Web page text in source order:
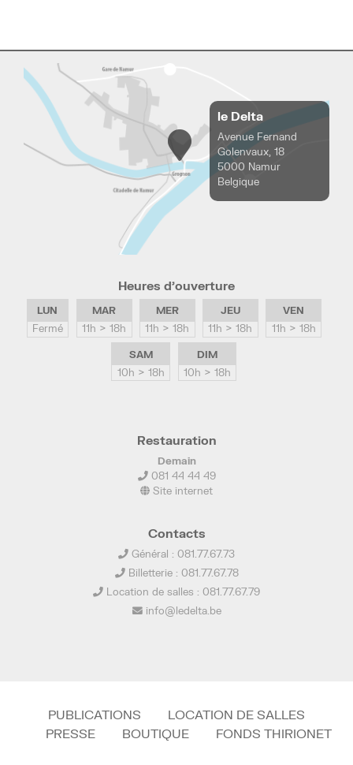
le Delta
Avenue Fernand
Golenvaux, 18
5000 Namur
Belgique
Heures d’ouverture
LUN
Fermé
MAR
11h > 18h
MER
11h > 18h
JEU
11h > 18h
VEN
11h > 18h
SAM
10h > 18h
DIM
10h > 18h
Restauration
Demain
081 44 44 49
Site internet
Contacts
Général : 081.77.67.73
Billetterie : 081.77.67.78
Location de salles : 081.77.67.79
info@ledelta.be
PUBLICATIONS
LOCATION DE SALLES
PRESSE
BOUTIQUE FONDS THIRIONET